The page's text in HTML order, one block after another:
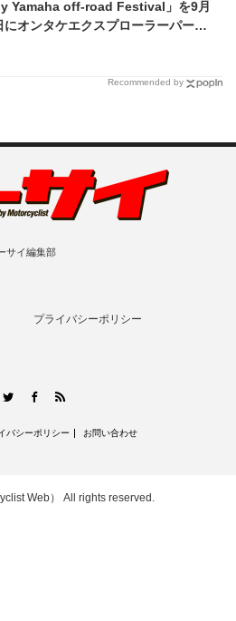
Yamaha off-road Festival」を9月
にオンタケエクスプローラーパーク
Recommended by
サイ編集部
プライバシーポリシー
TwitterFacebook
バシーポリシー お問い合わせ
Web） All rights reserved.